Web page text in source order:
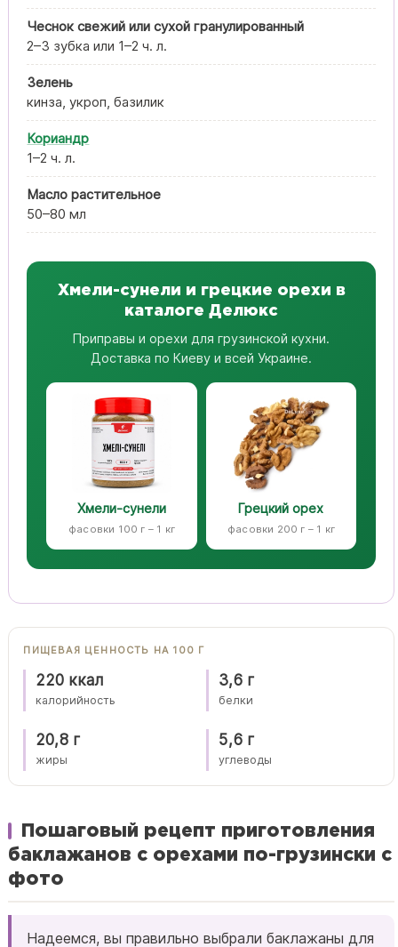
Чеснок свежий или сухой гранулированный
2–3 зубка или 1–2 ч. л.
Зелень
кинза, укроп, базилик
Кориандр
1–2 ч. л.
Масло растительное
50–80 мл
Хмели-сунели и грецкие орехи в
каталоге Делюкс
Приправы и орехи для грузинской кухни.
Доставка по Киеву и всей Украине.
Хмели-сунели
фасовки 100 г – 1 кг
Грецкий орех
фасовки 200 г – 1 кг
ПИЩЕВАЯ ЦЕННОСТЬ НА 100 Г
220 ккал
калорийность
3,6 г
белки
20,8 г
жиры
5,6 г
углеводы
Пошаговый рецепт приготовления
баклажанов с орехами по-грузински с
фото
Надеемся, вы правильно выбрали баклажаны для